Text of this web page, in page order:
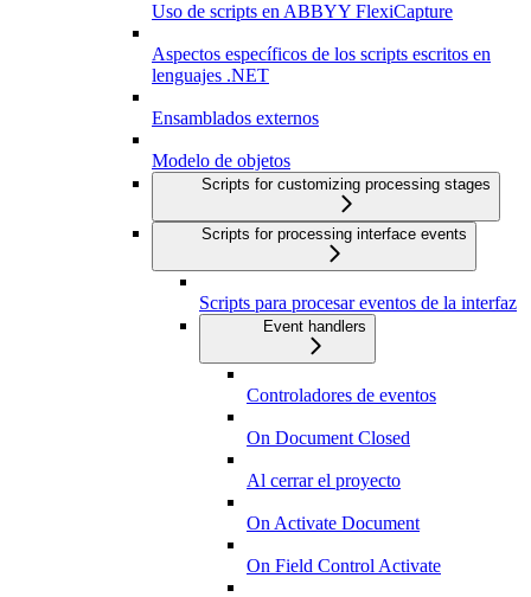
Uso de scripts en ABBYY FlexiCapture
Aspectos específicos de los scripts escritos en
lenguajes .NET
Ensamblados externos
Modelo de objetos
Scripts for customizing processing stages
Scripts for processing interface events
Scripts para procesar eventos de la interfaz
Event handlers
Controladores de eventos
On Document Closed
Al cerrar el proyecto
On Activate Document
On Field Control Activate